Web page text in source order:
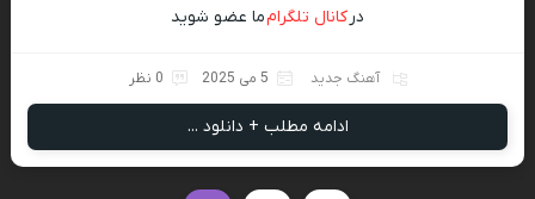
درکانال تلگرامما عضو شوید
آهنگ جدید 5 می 2025 0 نظر
ادامه مطلب + دانلود ...